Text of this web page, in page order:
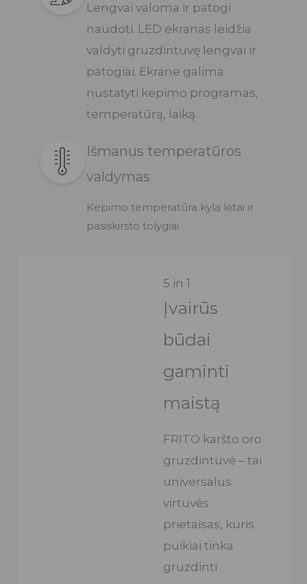
Lengvai valoma ir patogi
naudoti. LED ekranas leidžia
valdyti gruzdintuvę lengvai ir
patogiai. Ekrane galima
nustatyti kepimo programas,
temperatūrą, laiką.
Išmanus temperatūros
valdymas
Kepimo temperatūra kyla lėtai ir
pasiskirsto tolygiai
5 in 1
Įvairūs
būdai
gaminti
maistą
FRITO karšto oro
gruzdintuvė – tai
universalus
virtuvės
prietaisas, kuris
puikiai tinka
gruzdinti